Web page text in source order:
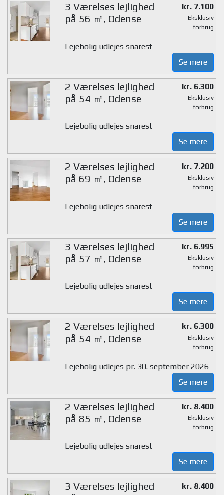
3 Værelses lejlighed
på 56 ㎡, Odense
kr. 7.100
Eksklusiv
forbrug
Lejebolig udlejes snarest
Se mere
2 Værelses lejlighed
på 54 ㎡, Odense
kr. 6.300
Eksklusiv
forbrug
Lejebolig udlejes snarest
Se mere
2 Værelses lejlighed
på 69 ㎡, Odense
kr. 7.200
Eksklusiv
forbrug
Lejebolig udlejes snarest
Se mere
3 Værelses lejlighed
på 57 ㎡, Odense
kr. 6.995
Eksklusiv
forbrug
Lejebolig udlejes snarest
Se mere
2 Værelses lejlighed
på 54 ㎡, Odense
kr. 6.300
Eksklusiv
forbrug
Lejebolig udlejes pr. 30. september 2026
Se mere
2 Værelses lejlighed
på 85 ㎡, Odense
kr. 8.400
Eksklusiv
forbrug
Lejebolig udlejes snarest
Se mere
3 Værelses lejlighed
kr. 8.400